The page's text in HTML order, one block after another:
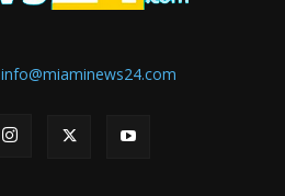
info@miaminews24.com